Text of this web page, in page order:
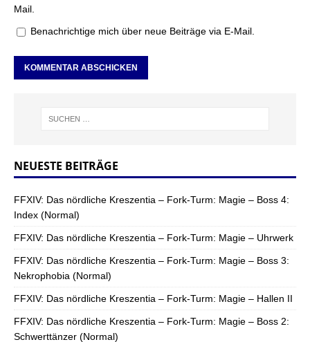
Mail.
Benachrichtige mich über neue Beiträge via E-Mail.
NEUESTE BEITRÄGE
FFXIV: Das nördliche Kreszentia – Fork-Turm: Magie – Boss 4:
Index (Normal)
FFXIV: Das nördliche Kreszentia – Fork-Turm: Magie – Uhrwerk
FFXIV: Das nördliche Kreszentia – Fork-Turm: Magie – Boss 3:
Nekrophobia (Normal)
FFXIV: Das nördliche Kreszentia – Fork-Turm: Magie – Hallen II
FFXIV: Das nördliche Kreszentia – Fork-Turm: Magie – Boss 2:
Schwerttänzer (Normal)